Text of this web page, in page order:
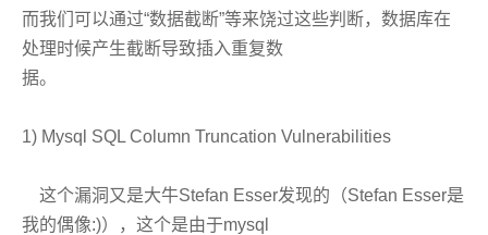
而我们可以通过“数据截断”等来饶过这些判断，数据库在
处理时候产生截断导致插入重复数
据。
1) Mysql SQL Column Truncation Vulnerabilities
这个漏洞又是大牛Stefan Esser发现的（Stefan Esser是
我的偶像:)），这个是由于mysql